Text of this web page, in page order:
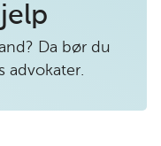
Da bør du
advokater.